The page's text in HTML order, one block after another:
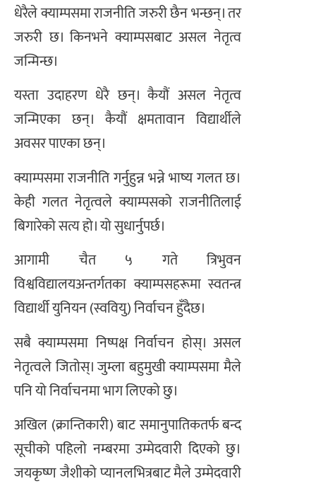
धेरैले क्याम्पसमा राजनीति जरुरी छैन भन्छन्। तर
जरुरी छ। किनभने क्याम्पसबाट असल नेतृत्व
जन्मिन्छ।
यस्ता उदाहरण धेरै छन्। कैयौं असल नेतृत्व
जन्मिएका छन्। कैयौं क्षमतावान विद्यार्थीले
अवसर पाएका छन्।
क्याम्पसमा राजनीति गर्नुहुन्न भन्ने भाष्य गलत छ।
केही गलत नेतृत्वले क्याम्पसको राजनीतिलाई
बिगारेको सत्य हो। यो सुधार्नुपर्छ।
आगामी चैत ५ गते त्रिभुवन
विश्वविद्यालयअन्तर्गतका क्याम्पसहरूमा स्वतन्त्र
विद्यार्थी युनियन (स्ववियु) निर्वाचन हुँदैछ।
सबै क्याम्पसमा निष्पक्ष निर्वाचन होस्। असल
नेतृत्वले जितोस्। जुम्ला बहुमुखी क्याम्पसमा मैले
पनि यो निर्वाचनमा भाग लिएको छु।
अखिल (क्रान्तिकारी) बाट समानुपातिकतर्फ बन्द
सूचीको पहिलो नम्बरमा उम्मेदवारी दिएको छु।
जयकृष्ण जैशीको प्यानलभित्रबाट मैले उम्मेदवारी